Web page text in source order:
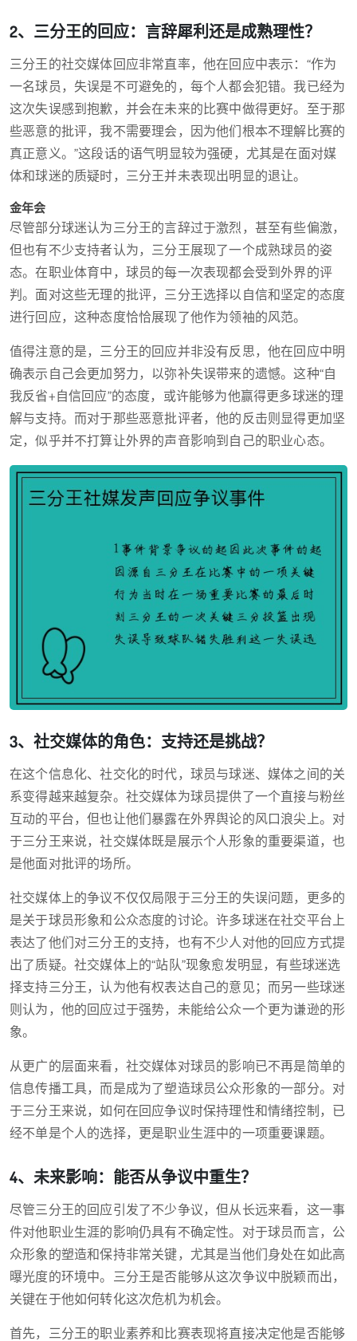
2、三分王的回应：言辞犀利还是成熟理性？
三分王的社交媒体回应非常直率，他在回应中表示：“作为
一名球员，失误是不可避免的，每个人都会犯错。我已经为
这次失误感到抱歉，并会在未来的比赛中做得更好。至于那
些恶意的批评，我不需要理会，因为他们根本不理解比赛的
真正意义。”这段话的语气明显较为强硬，尤其是在面对媒
体和球迷的质疑时，三分王并未表现出明显的退让。
金年会
尽管部分球迷认为三分王的言辞过于激烈，甚至有些偏激，
但也有不少支持者认为，三分王展现了一个成熟球员的姿
态。在职业体育中，球员的每一次表现都会受到外界的评
判。面对这些无理的批评，三分王选择以自信和坚定的态度
进行回应，这种态度恰恰展现了他作为领袖的风范。
值得注意的是，三分王的回应并非没有反思，他在回应中明
确表示自己会更加努力，以弥补失误带来的遗憾。这种“自
我反省+自信回应”的态度，或许能够为他赢得更多球迷的理
解与支持。而对于那些恶意批评者，他的反击则显得更加坚
定，似乎并不打算让外界的声音影响到自己的职业心态。
3、社交媒体的角色：支持还是挑战？
在这个信息化、社交化的时代，球员与球迷、媒体之间的关
系变得越来越复杂。社交媒体为球员提供了一个直接与粉丝
互动的平台，但也让他们暴露在外界舆论的风口浪尖上。对
于三分王来说，社交媒体既是展示个人形象的重要渠道，也
是他面对批评的场所。
社交媒体上的争议不仅仅局限于三分王的失误问题，更多的
是关于球员形象和公众态度的讨论。许多球迷在社交平台上
表达了他们对三分王的支持，也有不少人对他的回应方式提
出了质疑。社交媒体上的“站队”现象愈发明显，有些球迷选
择支持三分王，认为他有权表达自己的意见；而另一些球迷
则认为，他的回应过于强势，未能给公众一个更为谦逊的形
象。
从更广的层面来看，社交媒体对球员的影响已不再是简单的
信息传播工具，而是成为了塑造球员公众形象的一部分。对
于三分王来说，如何在回应争议时保持理性和情绪控制，已
经不单是个人的选择，更是职业生涯中的一项重要课题。
4、未来影响：能否从争议中重生？
尽管三分王的回应引发了不少争议，但从长远来看，这一事
件对他职业生涯的影响仍具有不确定性。对于球员而言，公
众形象的塑造和保持非常关键，尤其是当他们身处在如此高
曝光度的环境中。三分王是否能够从这次争议中脱颖而出，
关键在于他如何转化这次危机为机会。
首先，三分王的职业素养和比赛表现将直接决定他是否能够